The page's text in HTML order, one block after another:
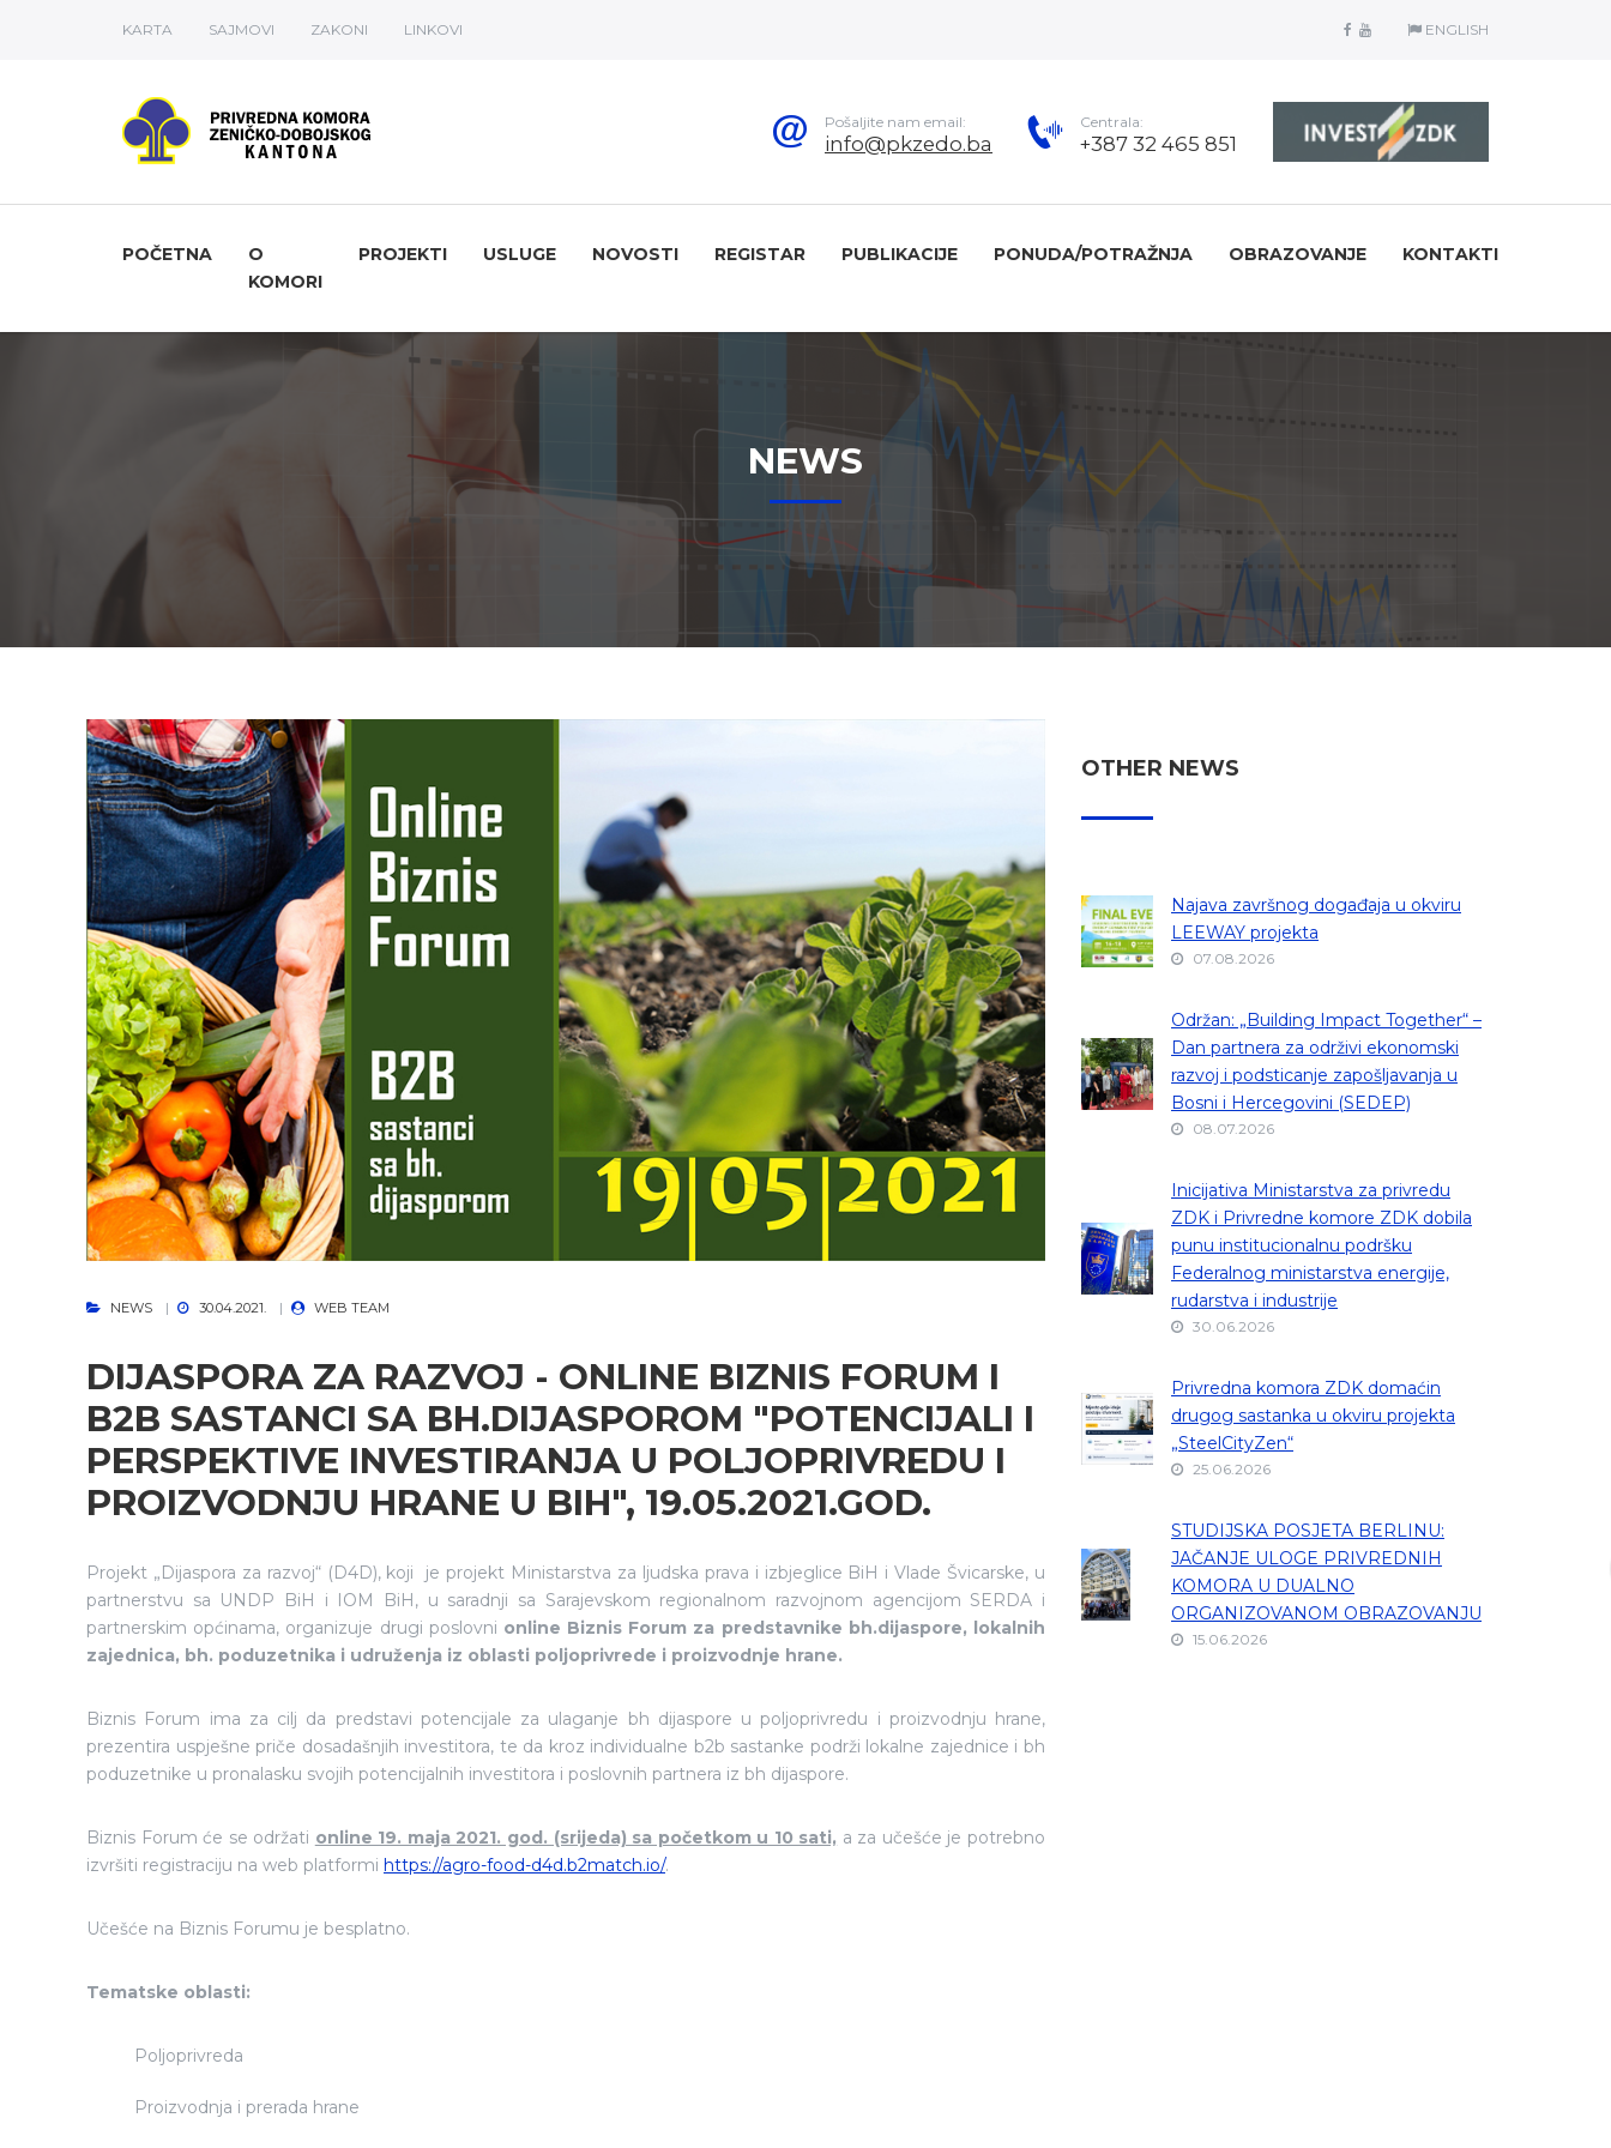
KARTA SAJMOVI ZAKONI LINKOVI ENGLISH
Pošaljite nam email:
info@pkzedo.ba
Centrala:
+387 32 465 851
POČETNA
O
KOMORI
PROJEKTI USLUGE NOVOSTI REGISTAR PUBLIKACIJE PONUDA/POTRAŽNJA OBRAZOVANJE KONTAKTI
NEWS
NEWS 30.04.2021. WEB TEAM
DIJASPORA ZA RAZVOJ - ONLINE BIZNIS FORUM I
B2B SASTANCI SA BH.DIJASPOROM "POTENCIJALI I
PERSPEKTIVE INVESTIRANJA U POLJOPRIVREDU I
PROIZVODNJU HRANE U BIH", 19.05.2021.GOD.
Projekt „Dijaspora za razvoj“ (D4D), koji je projekt Ministarstva za ljudska prava i izbjeglice BiH i Vlade Švicarske, u
partnerstvu sa UNDP BiH i IOM BiH, u saradnji sa Sarajevskom regionalnom razvojnom agencijom SERDA i
partnerskim općinama, organizuje drugi poslovni online Biznis Forum za predstavnike bh.dijaspore, lokalnih
zajednica, bh. poduzetnika i udruženja iz oblasti poljoprivrede i proizvodnje hrane.
Biznis Forum ima za cilj da predstavi potencijale za ulaganje bh dijaspore u poljoprivredu i proizvodnju hrane,
prezentira uspješne priče dosadašnjih investitora, te da kroz individualne b2b sastanke podrži lokalne zajednice i bh
poduzetnike u pronalasku svojih potencijalnih investitora i poslovnih partnera iz bh dijaspore.
Biznis Forum će se održati online 19. maja 2021. god. (srijeda) sa početkom u 10 sati, a za učešće je potrebno
izvršiti registraciju na web platformi https://agro-food-d4d.b2match.io/.
Učešće na Biznis Forumu je besplatno.
Tematske oblasti:
Poljoprivreda
Proizvodnja i prerada hrane
OTHER NEWS
Najava završnog događaja u okviru
LEEWAY projekta
07.08.2026
Održan: „Building Impact Together“ –
Dan partnera za održivi ekonomski
razvoj i podsticanje zapošljavanja u
Bosni i Hercegovini (SEDEP)
08.07.2026
Inicijativa Ministarstva za privredu
ZDK i Privredne komore ZDK dobila
punu institucionalnu podršku
Federalnog ministarstva energije,
rudarstva i industrije
30.06.2026
Privredna komora ZDK domaćin
drugog sastanka u okviru projekta
„SteelCityZen“
25.06.2026
STUDIJSKA POSJETA BERLINU:
JAČANJE ULOGE PRIVREDNIH
KOMORA U DUALNO
ORGANIZOVANOM OBRAZOVANJU
15.06.2026